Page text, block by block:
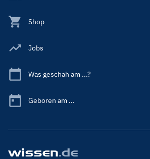
Shop
Jobs
Was geschah am ...?
Geboren am ...